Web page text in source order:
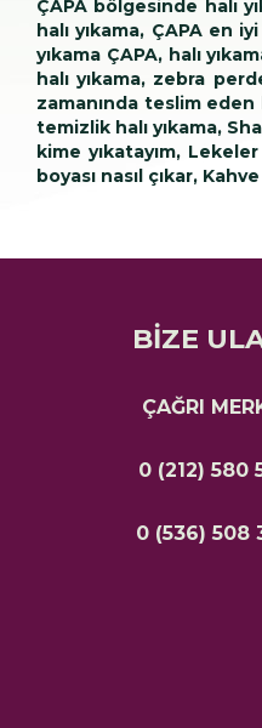
ÇAPA bölgesinde halı
halı yıkama, ÇAPA en
yıkama ÇAPA, halı
halı yıkama, zebra
zamanında teslim eden
temizlik halı yıkama,
kime yıkatayım,
boyası nasıl çıkar,
BİZE
ÇAĞRI
0 (212) 580
0 (536) 508